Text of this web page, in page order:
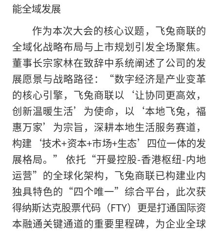
能全域发展
作为本次大会的核心议题，飞兔商联的
全域化战略布局与上市规划引发全场聚焦。
董事长宗家林在致辞中系统阐述了公司的发
展愿景与战略路径：“数字经济是产业变革
的核心引擎，飞兔商联以‘让协同更高效，
创新温暖生活’为使命，以‘本地飞兔，福
惠万家’为宗旨，深耕本地生活服务赛道，
构建‘技术+资本+市场+生态’四位一体的发
展格局。” 依托“开曼控股-香港枢纽-内地
运营”的全球化架构，飞兔商联已构建业内
独具特色的“四个唯一”综合平台，此次获
得纳斯达克股票代码（FTY）更是打通国际资
本融通关键通道的重要里程碑，为企业全球